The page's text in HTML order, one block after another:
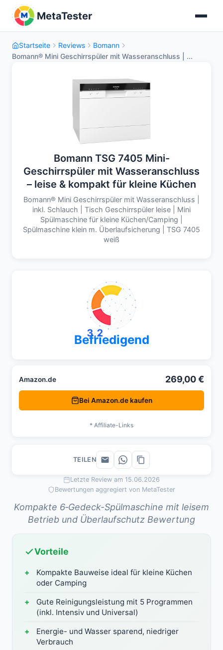
MetaTester
Startseite Reviews
Bomann
Bomann® Mini Geschirrspüler mit Wasseranschluss | ...
Bomann TSG 7405 Mini-
Geschirrspüler mit Wasseranschluss
– leise & kompakt für kleine Küchen
Bomann® Mini Geschirrspüler mit Wasseranschluss |
inkl. Schlauch | Tisch Geschirrspüler leise | Mini
Spülmaschine für kleine Küchen/Camping |
Spülmaschine klein m. Überlaufsicherung | TSG 7405
weiß
Letzte Review am 15.06.2026
Bewertungen aggregiert von MetaTester
Kompakte 6‑Gedeck-Spülmaschine mit leisem
Betrieb und Überlaufschutz Bewertung
Vorteile
Kompakte Bauweise ideal für kleine Küchen
oder Camping
Gute Reinigungsleistung mit 5 Programmen
(inkl. Intensiv und Universal)
Energie- und Wasser sparend, niedriger
Verbrauch
3,2
Befriedigend
Amazon.de 269,00 €
Bei Amazon.de kaufen
* Affiliate-Links
TEILEN